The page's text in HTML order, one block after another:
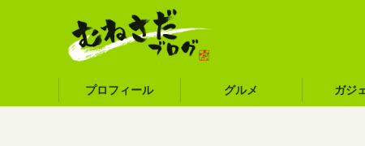
プロフィール グルメ ガジ